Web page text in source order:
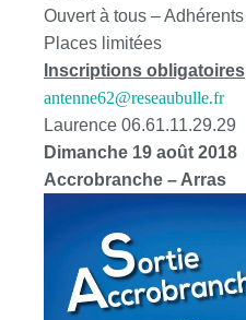
Ouvert à tous –
Places limitées
Inscriptions obligatoires
antenne62@reseaubulle.fr
Laurence 06.61.11.29.29
Dimanche 19 août 2018
Accrobranche – Arras